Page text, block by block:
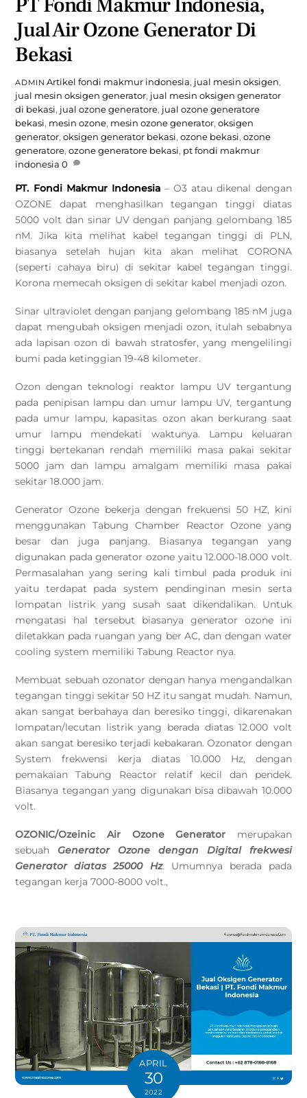
Jual Air Ozone Generator Di
Bekasi
ADMIN Artikel fondi makmur indonesia, jual mesin oksigen,
jual mesin oksigen generator, jual mesin oksigen generator
di bekasi, jual ozone generatore, jual ozone generatore
bekasi, mesin ozone, mesin ozone generator,oksigen
generator,oksigen generator bekasi,ozone bekasi,ozone
generatore,ozone generatore bekasi, pt fondi makmur
indonesia 0
PT. Fondi Makmur Indonesia– O3 atau dikenal dengan
OZONE dapat menghasilkan tegangan tinggi diatas
5000 volt dan sinar UV dengan panjang gelombang 185
nM. Jika kita melihat kabel tegangan tinggi di PLN,
biasanya setelah hujan kita akan melihat CORONA
(seperti cahaya biru) di sekitar kabel tegangan tinggi.
Korona memecah oksigen di sekitar kabel menjadi ozon.
Sinar ultraviolet dengan panjang gelombang 185 nM juga
dapat mengubah oksigen menjadi ozon, itulah sebabnya
ada lapisan ozon di bawah stratosfer, yang mengelilingi
bumi pada ketinggian 19-48 kilometer.
Ozon dengan teknologi reaktor lampu UV tergantung
pada penipisan lampu dan umur lampu UV, tergantung
pada umur lampu, kapasitas ozon akan berkurang saat
umur lampu mendekati waktunya. Lampu keluaran
tinggi bertekanan rendah memiliki masa pakai sekitar
5000 jam dan lampu amalgam memiliki masa pakai
sekitar 18.000 jam.
Generator Ozone bekerja dengan frekuensi 50 HZ, kini
menggunakan Tabung Chamber Reactor Ozone yang
besar dan juga panjang. Biasanya tegangan yang
digunakan pada generator ozone yaitu 12.000-18.000 volt.
Permasalahan yang sering kali timbul pada produk ini
yaitu terdapat pada system pendinginan mesin serta
lompatan listrik yang susah saat dikendalikan. Untuk
mengatasi hal tersebut biasanya generator ozone ini
diletakkan pada ruangan yang ber AC, dan dengan water
cooling system memiliki Tabung Reactor nya.
Membuat sebuah ozonator dengan hanya mengandalkan
tegangan tinggi sekitar 50 HZ itu sangat mudah. Namun,
akan sangat berbahaya dan beresiko tinggi, dikarenakan
lompatan/lecutan listrik yang berada diatas 12.000 volt
akan sangat beresiko terjadi kebakaran. Ozonator dengan
System frekwensi kerja diatas 10.000 Hz, dengan
pemakaian Tabung Reactor relatif kecil dan pendek.
Biasanya tegangan yang digunakan bisa dibawah 10.000
volt.
OZONIC/Ozeinic Air Ozone Generator merupakan
sebuah Generator Ozone dengan Digital frekwesi
Generator diatas 25000 Hz. Umumnya berada pada
tegangan kerja 7000-8000 volt.,
APRIL
30
2022